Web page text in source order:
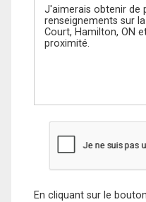
En cliquant sur le